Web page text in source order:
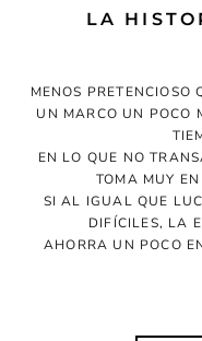
LA
MENOS PRETENCIOSO
UN MARCO UN POCO
EN LO QUE NO
TOMA MUY
SI AL IGUAL QUE
DIFÍCILES, LA
AHORRA UN POCO